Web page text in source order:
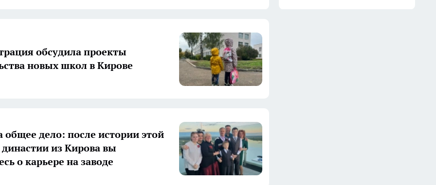
обсудила проекты
новых школ в Кирове
общее дело: после истории этой
из Кирова вы
о карьере на заводе